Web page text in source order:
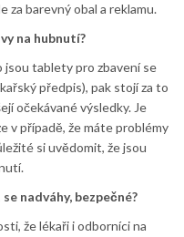
za barevný obal a reklamu.
na hubnutí?
jsou tablety pro zbavení se
předpis), pak stojí za to
očekávané výsledky. Je
v případě, že máte problémy
si uvědomit, že jsou
nadváhy, bezpečné?
že lékaři i odborníci na